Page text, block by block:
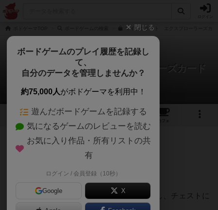
マインクラフト エクスプローラーズカ
マインクラフト エクスプローラーズカード
ゲーム
いぬもちさんのレビュー
1 2 2
カフェ
176名 2名 0 10ヶ月前
マイクラの協力宝集めゲーム！
目的カードに書かれたアイテムを見つけ出し、チェストに
入れる。
閉じる
ボードゲームのプレイ履歴を記録し
て、
自分のデータを管理しませんか？
約75,000人がボドゲーマを利用中！
遊んだボードゲームを記録する
気になるゲームのレビューを読む
お気に入り作品・所有リストの共
有
ログイン / 会員登録（10秒）
Google X